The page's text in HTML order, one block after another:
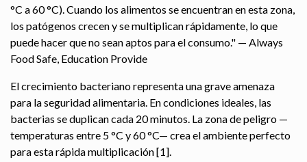
°C a 60 °C). Cuando los alimentos se encuentran en esta zona,
los patógenos crecen y se multiplican rápidamente, lo que
puede hacer que no sean aptos para el consumo." — Always
Food Safe, Education Provide
El crecimiento bacteriano representa una grave amenaza
para la seguridad alimentaria. En condiciones ideales, las
bacterias se duplican cada 20 minutos. La zona de peligro —
temperaturas entre 5 °C y 60 °C— crea el ambiente perfecto
para esta rápida multiplicación [1].